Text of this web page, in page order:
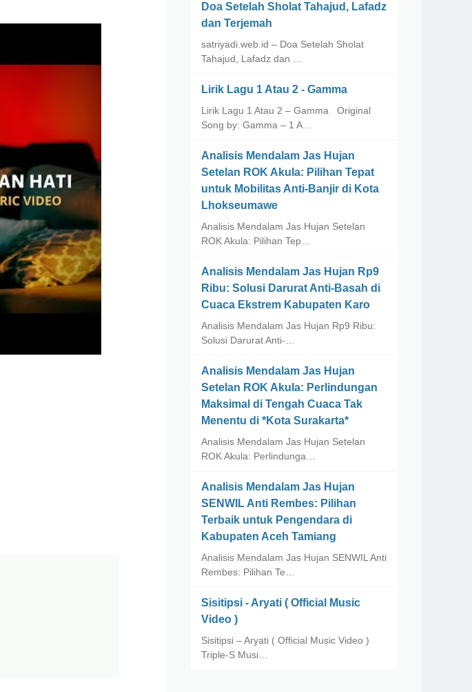
Doa Setelah Sholat Tahajud, Lafadz
dan Terjemah
satriyadi.web.id – Doa Setelah Sholat
Tahajud, Lafadz dan …
Lirik Lagu 1 Atau 2 - Gamma
Lirik Lagu 1 Atau 2 – Gamma Original
Song by: Gamma – 1 A…
Analisis Mendalam Jas Hujan
Setelan ROK Akula: Pilihan Tepat
untuk Mobilitas Anti-Banjir di Kota
Lhokseumawe
Analisis Mendalam Jas Hujan Setelan
ROK Akula: Pilihan Tep…
Analisis Mendalam Jas Hujan Rp9
Ribu: Solusi Darurat Anti-Basah di
Cuaca Ekstrem Kabupaten Karo
Analisis Mendalam Jas Hujan Rp9 Ribu:
Solusi Darurat Anti-…
Analisis Mendalam Jas Hujan
Setelan ROK Akula: Perlindungan
Maksimal di Tengah Cuaca Tak
Menentu di *Kota Surakarta*
Analisis Mendalam Jas Hujan Setelan
ROK Akula: Perlindunga…
Analisis Mendalam Jas Hujan
SENWIL Anti Rembes: Pilihan
Terbaik untuk Pengendara di
Kabupaten Aceh Tamiang
Analisis Mendalam Jas Hujan SENWIL Anti
Rembes: Pilihan Te…
Sisitipsi - Aryati ( Official Music
Video )
Sisitipsi – Aryati ( Official Music Video )
Triple-S Musi…